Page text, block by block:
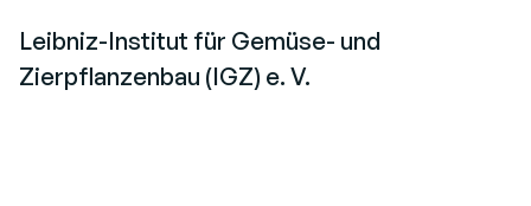
Leibniz-Institut für Gemüse- und
Zierpflanzenbau (IGZ) e. V.